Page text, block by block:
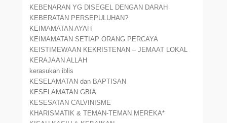
KEBENARAN YG DISEGEL DENGAN DARAH
KEBERATAN PERSEPULUHAN?
KEIMAMATAN AYAH
KEIMAMATAN SETIAP ORANG PERCAYA
KEISTIMEWAAN KEKRISTENAN – JEMAAT LOKAL
KERAJAAN ALLAH
kerasukan iblis
KESELAMATAN dan BAPTISAN
KESELAMATAN GBIA
KESESATAN CALVINISME
KHARISMATIK & TEMAN-TEMAN MEREKA*